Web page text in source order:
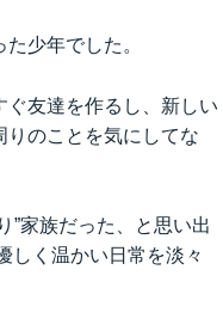
少年でした。
友達を作るし、新しい
のことを気にしてな
”家族だった、と思い出
しく温かい日常を淡々